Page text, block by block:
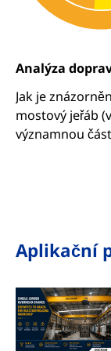
Analýza
Jak je
mostový jeřáb
významnou
přispěvatelem
nákladového
Kompletní
smontovaný
vozíky,
potřebné
Aplikační